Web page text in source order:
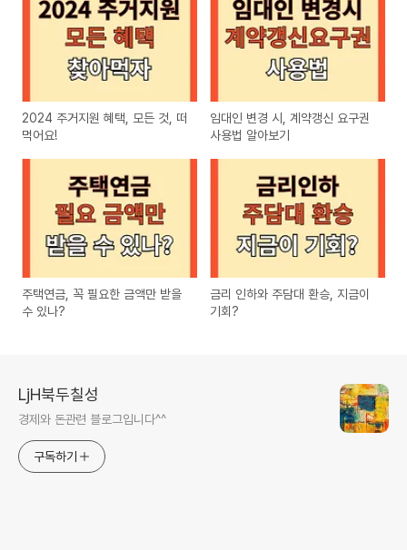
2024 주거지원 혜택, 모든 것, 떠
먹어요!
임대인 변경 시, 계약갱신 요구권
사용법 알아보기
주택연금, 꼭 필요한 금액만 받을
수 있나?
금리 인하와 주담대 환승, 지금이
기회?
LjH북두칠성
경제와 돈관련 블로그입니다^^
구독하기